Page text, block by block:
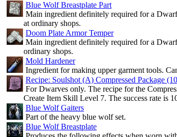
Blue Wolf Breastplate Part
Main ingredient definitely required for a
at ordinary shops.
Doom Plate Armor Temper
Main ingredient definitely required for a
ordinary shops.
Mold Hardener
Ingredient for making upper garment tools.
Recipe: Soulshot (A) Compressed Package
For Dwarves only. The recipe for the
Create Item Skill Level 7. The success rate is
Blue Wolf Gaiters
Part of the heavy blue wolf set.
Blue Wolf Breastplate